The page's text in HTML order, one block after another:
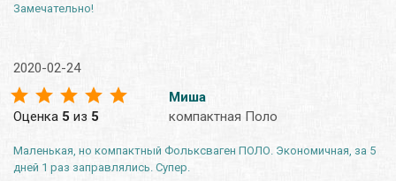
Замечательно!
2020-02-24
Оценка 5 из 5
Миша
компактная Поло
Маленькая, но компактный Фольксваген ПОЛО. Экономичная, за 5
дней 1 раз заправлялись. Супер.